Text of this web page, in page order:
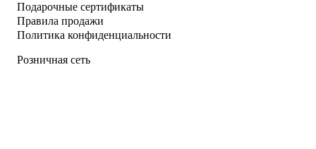
Подарочные сертификаты
Правила продажи
Политика конфиденциальности
Розничная сеть